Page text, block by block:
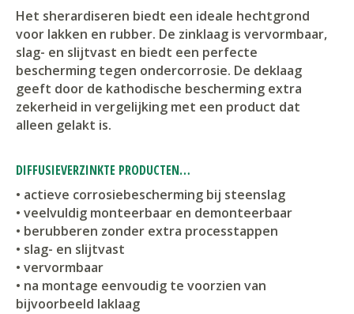
Het sherardiseren biedt een ideale hechtgrond
voor lakken en rubber. De zinklaag is vervormbaar,
slag- en slijtvast en biedt een perfecte
bescherming tegen ondercorrosie. De deklaag
geeft door de kathodische bescherming extra
zekerheid in vergelijking met een product dat
alleen gelakt is.
DIFFUSIEVERZINKTE PRODUCTEN…
• actieve corrosiebescherming bij steenslag
• veelvuldig monteerbaar en demonteerbaar
• berubberen zonder extra processtappen
• slag- en slijtvast
• vervormbaar
• na montage eenvoudig te voorzien van
bijvoorbeeld laklaag